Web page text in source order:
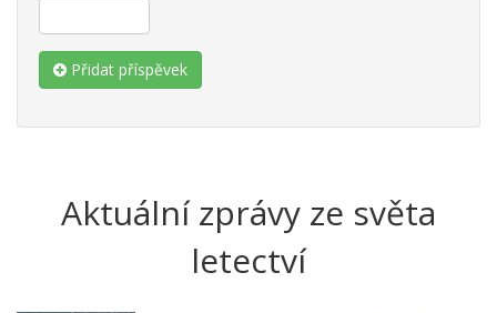
Přidat příspěvek
Aktuální zprávy ze světa
letectví